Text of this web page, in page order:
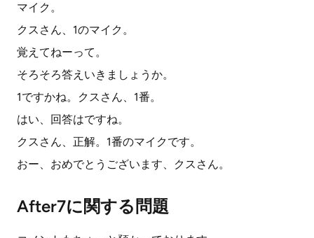
マイク。
クスさん、1のマイク。
覚えてねーって。
そろそろ答えいきましょうか。
1ですかね。クスさん、1番。
はい、回答はですね。
クスさん、正解。1番のマイクです。
おー、おめでとうございます、クスさん。
After7に関する問題